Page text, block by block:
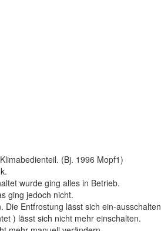
(Bj. 1996 Mopf1)
wurde ging alles in Betrieb.
ging jedoch nicht.
Die Entfrostung lässt sich ein-ausschalten
) lässt sich nicht mehr einschalten.